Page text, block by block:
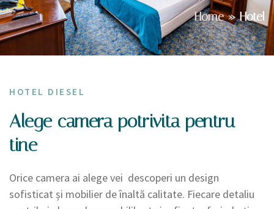
Home»Hotel
HOTEL DIESEL
Alege camera potrivita pentru
tine
Orice camera ai alege vei descoperi un design
sofisticat și mobilier de înaltă calitate. Fiecare detaliu